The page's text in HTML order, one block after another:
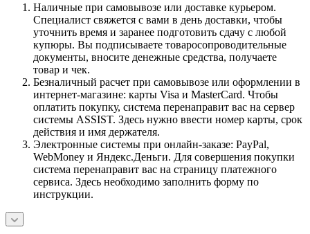
Наличные при самовывозе или доставке курьером.
Специалист свяжется с вами в день доставки, чтобы
уточнить время и заранее подготовить сдачу с любой
купюры. Вы подписываете товаросопроводительные
документы, вносите денежные средства, получаете
товар и чек.
Безналичный расчет при самовывозе или оформлении в
интернет-магазине: карты Visa и MasterCard. Чтобы
оплатить покупку, система перенаправит вас на сервер
системы ASSIST. Здесь нужно ввести номер карты, срок
действия и имя держателя.
Электронные системы при онлайн-заказе: PayPal,
WebMoney и Яндекс.Деньги. Для совершения покупки
система перенаправит вас на страницу платежного
сервиса. Здесь необходимо заполнить форму по
инструкции.